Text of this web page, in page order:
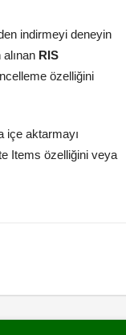
indirmeyi deneyin
RIS
özelliğini
içe aktarmayı
Items özelliğini veya